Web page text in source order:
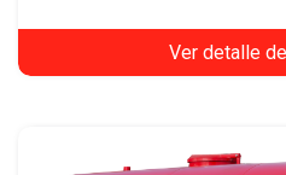
Ver detalle